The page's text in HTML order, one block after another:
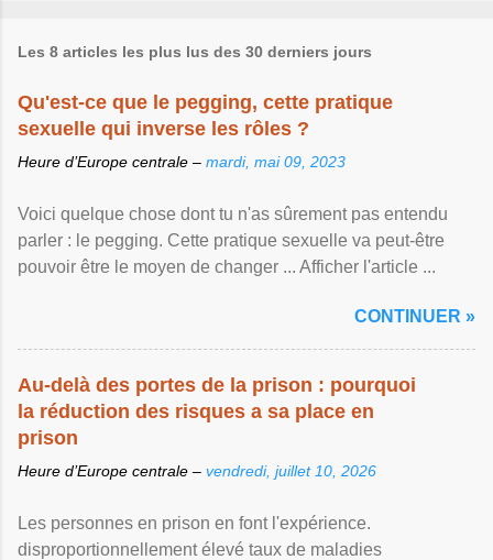
Les 8 articles les plus lus des 30 derniers jours
Qu'est-ce que le pegging, cette pratique
sexuelle qui inverse les rôles ?
Heure d’Europe centrale – mardi, mai 09, 2023
Voici quelque chose dont tu n'as sûrement pas entendu
parler : le pegging. Cette pratique sexuelle va peut-être
pouvoir être le moyen de changer ... Afficher l'article ...
CONTINUER »
Au-delà des portes de la prison : pourquoi
la réduction des risques a sa place en
prison
Heure d’Europe centrale – vendredi, juillet 10, 2026
Les personnes en prison en font l'expérience.
disproportionnellement élevé taux de maladies